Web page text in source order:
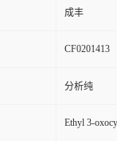
成丰
CF0201413
分析纯
Ethyl 3-